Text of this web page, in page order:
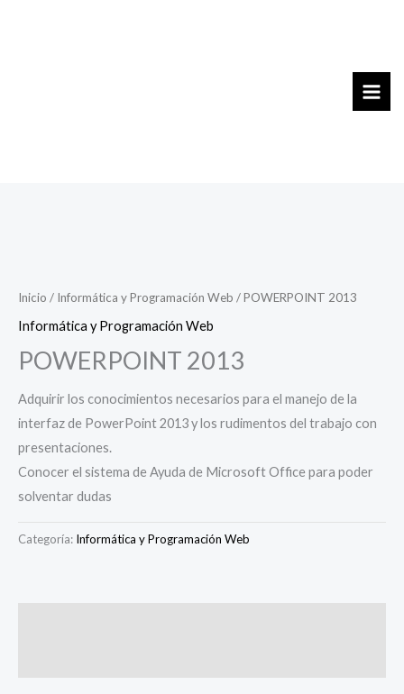
Inicio / Informática y Programación Web / POWERPOINT 2013
Informática y Programación Web
POWERPOINT 2013
Adquirir los conocimientos necesarios para el manejo de la
interfaz de PowerPoint 2013 y los rudimentos del trabajo con
presentaciones.
Conocer el sistema de Ayuda de Microsoft Office para poder
solventar dudas
Categoría: Informática y Programación Web